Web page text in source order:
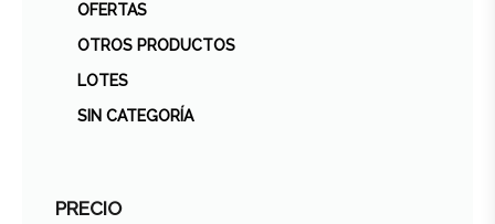
OFERTAS
OTROS PRODUCTOS
LOTES
SIN CATEGORÍA
PRECIO